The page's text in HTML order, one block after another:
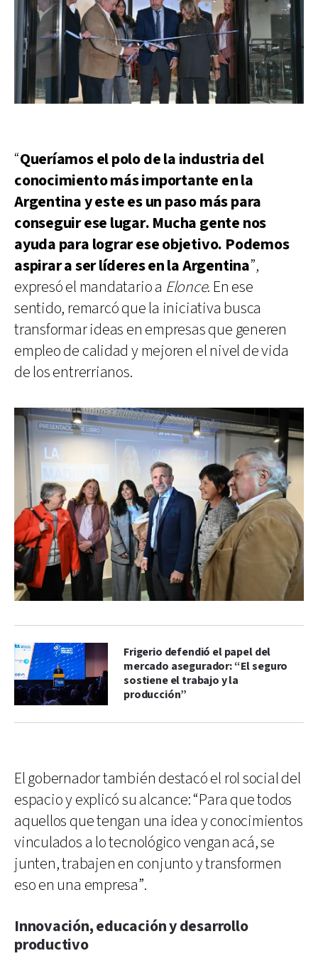
“Queríamos el polo de la industria del
conocimiento más importante en la
Argentina y este es un paso más para
conseguir ese lugar. Mucha gente nos
ayuda para lograr ese objetivo. Podemos
aspirar a ser líderes en la Argentina”,
expresó el mandatario a Elonce. En ese
sentido, remarcó que la iniciativa busca
transformar ideas en empresas que generen
empleo de calidad y mejoren el nivel de vida
de los entrerrianos.
Frigerio defendió el papel del
mercado asegurador: “El seguro
sostiene el trabajo y la
producción”
El gobernador también destacó el rol social del
espacio y explicó su alcance: “Para que todos
aquellos que tengan una idea y conocimientos
vinculados a lo tecnológico vengan acá, se
junten, trabajen en conjunto y transformen
eso en una empresa”.
Innovación, educación y desarrollo
productivo